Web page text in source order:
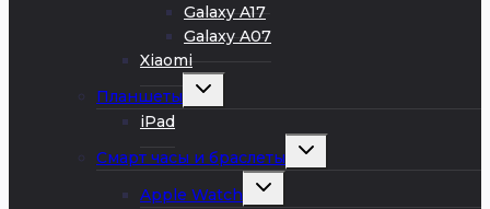
Galaxy A17
Galaxy A07
Xiaomi
Планшеты
Развернуть
iPad
Смарт часы и браслеты
Развернуть
Apple Watch
Развернуть